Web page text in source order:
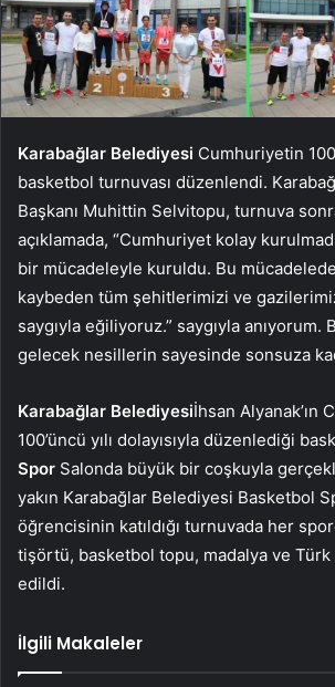
Karabağlar Belediyesi Cumhuriyetin
basketbol turnuvası düzenlendi.
Başkanı Muhittin Selvitopu, turnuva
açıklamada, “Cumhuriyet kolay
bir mücadeleyle kuruldu. Bu mücadelede
kaybeden tüm şehitlerimizi ve
saygıyla eğiliyoruz.” saygıyla
gelecek nesillerin sayesinde sonsuza
Karabağlar Belediyesiİhsan Alyanak’ın
100’üncü yılı dolayısıyla düzenlediği
Spor Salonda büyük bir coşkuyla
yakın Karabağlar Belediyesi Basketbol
öğrencisinin katıldığı turnuvada her
tişörtü, basketbol topu, madalya ve Türk
edildi.
İlgili Makaleler